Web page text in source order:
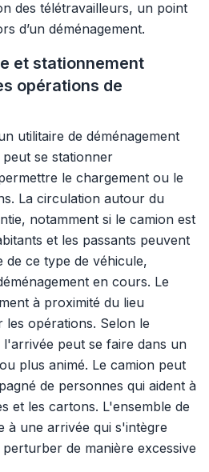
des télétravailleurs, un point
d’un déménagement.
et stationnement
opérations de
utilitaire de déménagement
se stationner
le chargement ou le
La circulation autour du
notamment si le camion est
et les passants peuvent
de ce type de véhicule,
en cours. Le
à proximité du lieu
opérations. Selon le
peut se faire dans un
plus animé. Le camion peut
de personnes qui aident à
et les cartons. L'ensemble de
à une arrivée qui s'intègre
de manière excessive